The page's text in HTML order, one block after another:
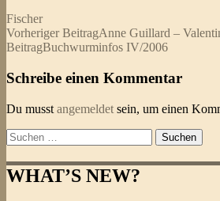
Fischer
Beitragsnavigation
Vorheriger BeitragAnne Guillard –
BeitragBuchwurminfos IV/2006
Schreibe einen Kommentar
Du musst angemeldet sein, um einen
Suchen
nach:
WHAT’S NEW?